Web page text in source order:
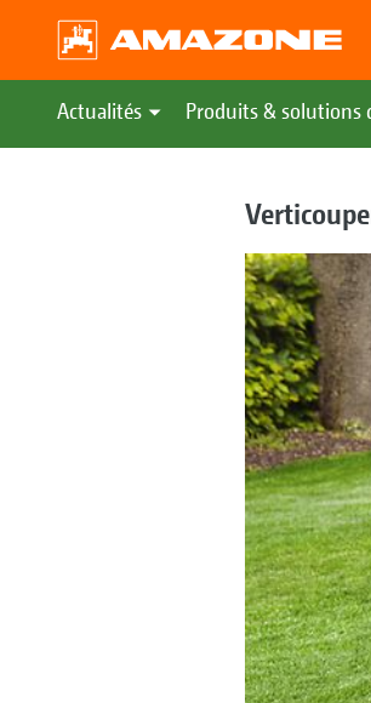
Actualités Produits & solutions